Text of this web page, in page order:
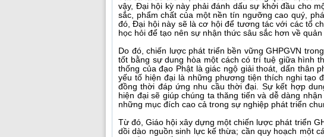
vậy, Đại hội kỳ này phải đánh dấu sự khởi đầu cho
sắc, phẩm chất của một nền tín ngưỡng cao quý,
đó, Đại hội này sẽ là cơ hội để tương tác với các tổ
học hỏi để tạo nên sự nhận thức sâu sắc hơn về
Do đó, chiến lược phát triển bền vững GHPGVN
tốt bằng sự dung hòa một cách có trí tuệ giữa hình
thống của đạo Phật là giác ngộ giải thoát, dấn thân
yếu tố hiện đại là những phương tiện thích nghi tạo
đồng thời đáp ứng nhu cầu thời đại. Sự kết hợp
hiện đại sẽ giúp chúng ta thăng tiến và dễ dàng
những mục đích cao cả trong sự nghiệp phát triển
Từ đó, Giáo hội xây dựng một chiến lược phát triển
dồi dào nguồn sinh lực kế thừa; cần quy hoạch một